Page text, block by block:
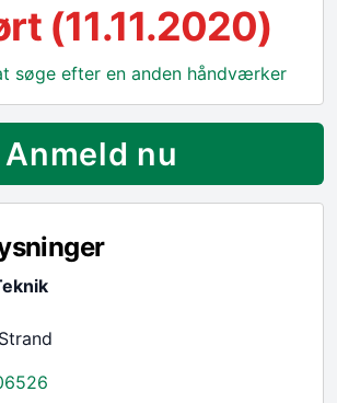
(11.11.2020)
søge efter en anden håndværker
Anmeld nu